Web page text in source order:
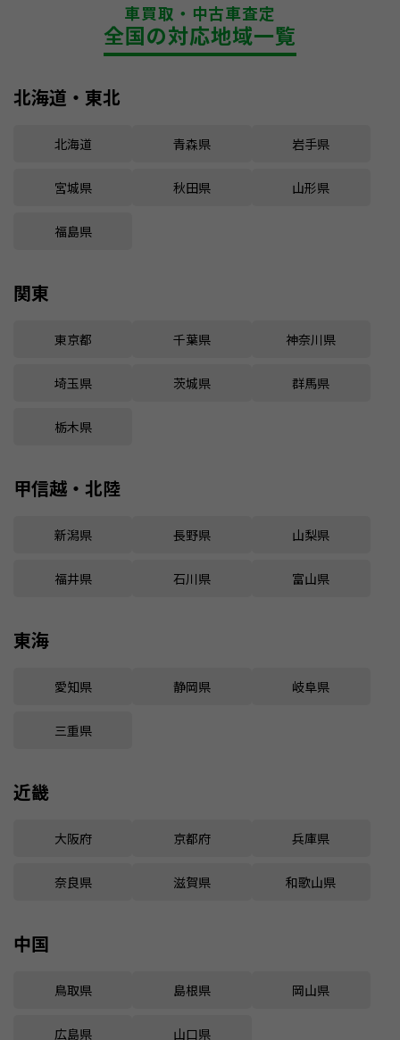
車買取・中古車査定
全国の対応地域一覧
北海道・東北
北海道 青森県 岩手県
宮城県 秋田県 山形県
福島県
関東
東京都 千葉県 神奈川県
埼玉県 茨城県 群馬県
栃木県
甲信越・北陸
新潟県 長野県 山梨県
福井県 石川県 富山県
東海
愛知県 静岡県 岐阜県
三重県
近畿
大阪府 京都府 兵庫県
奈良県 滋賀県 和歌山県
中国
鳥取県 島根県 岡山県
広島県 山口県